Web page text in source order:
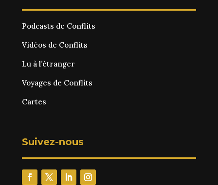
Podcasts de Conflits
Vidéos de Conflits
Lu à l’étranger
Voyages de Conflits
Cartes
Suivez-nous